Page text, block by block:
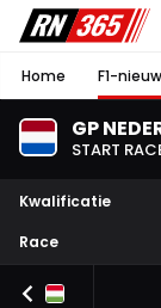
Home F1-
GP
START
Kwalificatie
Race